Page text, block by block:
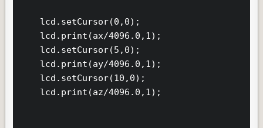
    lcd.setCursor(0,0);
    lcd.print(ax/4096.0,1);
    lcd.setCursor(5,0);
    lcd.print(ay/4096.0,1);
    lcd.setCursor(10,0);
    lcd.print(az/4096.0,1);